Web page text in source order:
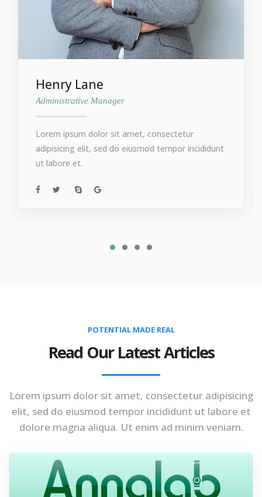
Henry Lane
Administrative Manager
Lorem ipsum dolor sit amet, consectetur
adipisicing elit, sed do eiusmod tempor incididunt
ut labore et.
POTENTIAL MADE REAL
Read Our Latest Articles
Lorem ipsum dolor sit amet, consectetur adipisicing
elit, sed do eiusmod tempor incididunt ut labore et
dolore magna aliqua. Ut enim ad minim veniam.